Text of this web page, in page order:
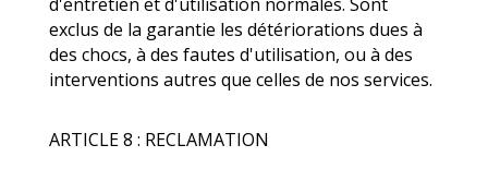
exclus de la garantie les détériorations dues à
des chocs, à des fautes d'utilisation, ou à des
interventions autres que celles de nos services.
ARTICLE 8 : RECLAMATION